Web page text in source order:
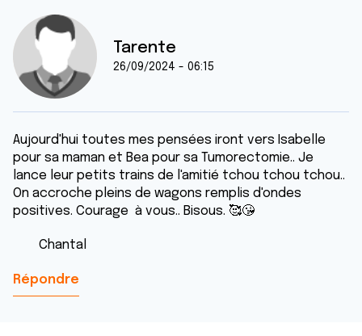
Tarente
26/09/2024 - 06:15
Aujourd'hui toutes mes pensées iront vers Isabelle
pour sa maman et Bea pour sa Tumorectomie.. Je
lance leur petits trains de l'amitié tchou tchou tchou..
On accroche pleins de wagons remplis d'ondes
positives. Courage à vous.. Bisous. 🥰😘
Chantal
Répondre